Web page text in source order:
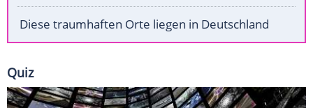
Diese traumhaften Orte liegen in Deutschland
Quiz